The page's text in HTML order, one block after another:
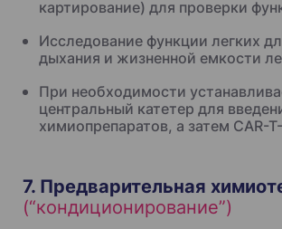
картирование) для проверки
Исследование функции легких
дыхания и жизненной емкости
При необходимости
центральный катетер для
химиопрепаратов, а затем CAR-
7. Предварительная
(“кондиционирование”)